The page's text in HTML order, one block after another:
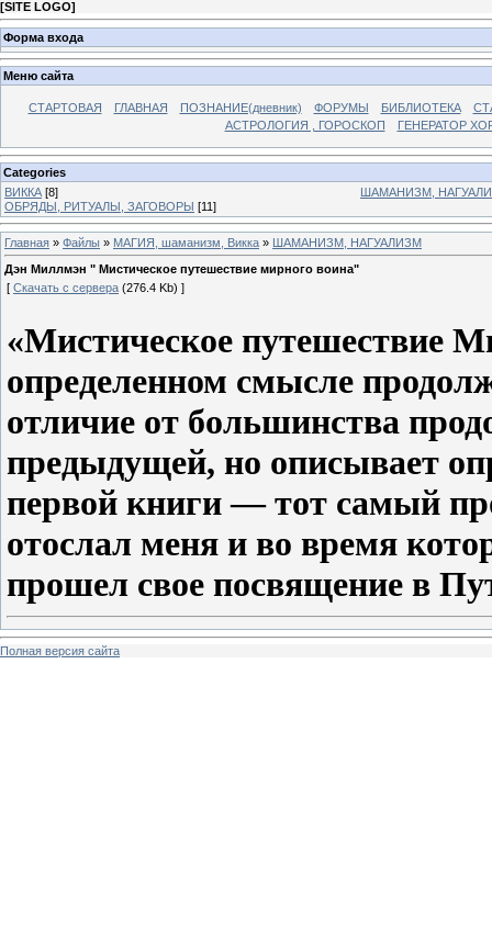
[SITE LOGO]
Форма входа
Меню сайта
СТАРТОВАЯ ГЛАВНАЯ ПОЗНАНИЕ(дневник) ФОРУМЫ БИБЛИОТЕКА
АСТРОЛОГИЯ , ГОРОСКОП
ГЕНЕРАТОР
Categories
ВИККА [8]
ШАМАНИЗМ,
ОБРЯДЫ, РИТУАЛЫ, ЗАГОВОРЫ [11]
Главная » Файлы » МАГИЯ, шаманизм, Викка » ШАМАНИЗМ, НАГУАЛИЗМ
Дэн Миллмэн " Мистическое путешествие мирного воина"
[ Скачать с сервера (276.4 Kb) ]
«Мистическое путешествие
определенном смысле
отличие от большинства
предыдущей, но описывает
первой книги — тот самый
отослал меня и во время
прошел свое посвящение в
Полная версия сайта